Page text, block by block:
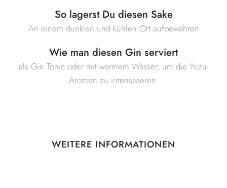
So lagerst Du diesen Sake
An einem dunklen und kühlen Ort aufbewahren
Wie man diesen Gin serviert
als Gin Tonic oder mit warmem Wasser, um die Yuzu-
Aromen zu intensivieren.
WEITERE INFORMATIONEN